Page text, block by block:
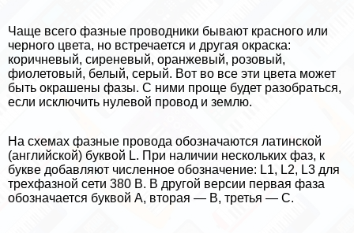
Чаще всего фазные проводники бывают красного или
черного цвета, но встречается и другая окраска:
коричневый, сиреневый, оранжевый, розовый,
фиолетовый, белый, серый. Вот во все эти цвета может
быть окрашены фазы. С ними проще будет разобраться,
если исключить нулевой провод и землю.
На схемах фазные провода обозначаются латинской
(английской) буквой L. При наличии нескольких фаз, к
букве добавляют численное обозначение: L1, L2, L3 для
трехфазной сети 380 В. В другой версии первая фаза
обозначается буквой A, вторая — B, третья — C.